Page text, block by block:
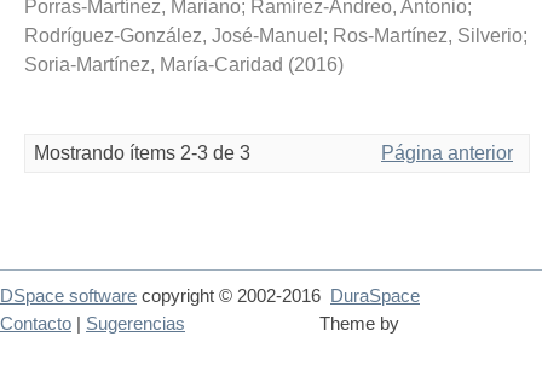
Porras-Martínez, Mariano; Ramírez-Andreo, Antonio;
Rodríguez-González, José-Manuel ; Ros-Martínez, Silverio;
Soria-Martínez, María-Caridad (2016)
Mostrando ítems 2-3 de 3 Página anterior
DSpace software copyright © 2002-2016
DuraSpace
Theme by
Contacto Sugerencias